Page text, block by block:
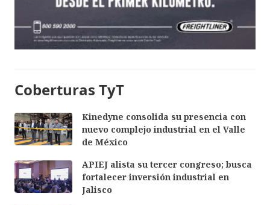
Coberturas TyT
Kinedyne consolida su presencia con
nuevo complejo industrial en el Valle
de México
APIEJ alista su tercer congreso; busca
fortalecer inversión industrial en
Jalisco